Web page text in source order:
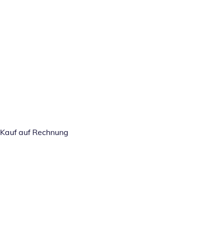
Kauf auf Rechnung